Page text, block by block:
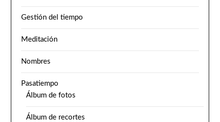
Gestión del tiempo
Meditación
Nombres
Pasatiempo
Álbum de fotos
Álbum de recortes